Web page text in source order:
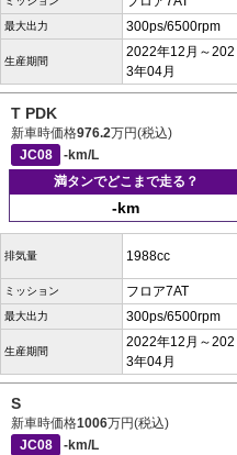
最大出力 300ps/6500rpm
生産期間
2022年12月～202
3年04月
T PDK
新車時価格976.2万円(税込)
JC08
-km/L
満タンでどこまで走る？
-km
排気量 1988cc
ミッション フロア7AT
最大出力 300ps/6500rpm
生産期間
2022年12月～202
3年04月
S
新車時価格1006万円(税込)
JC08
-km/L